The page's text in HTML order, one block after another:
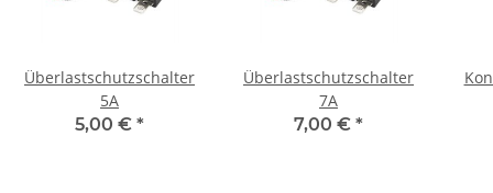
Überlastschutzschalter
5A
5,00 € *
Überlastschutzschalter
7A
7,00 € *